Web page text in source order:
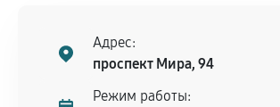
Адрес:
проспект Мира, 94
Режим работы: